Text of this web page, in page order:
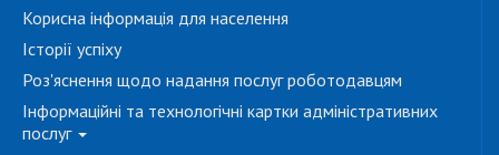
Корисна інформація для населення
Історії успіху
Роз'яснення щодо надання послуг роботодавцям
Інформаційні та технологічні картки адміністративних
послуг